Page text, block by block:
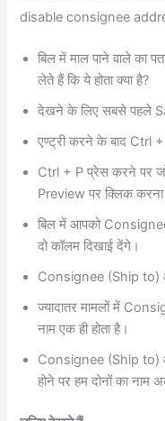
disable consignee
बिल में माल पाने वाले का
लेते हैं कि ये होता क्या है?
देखने के लिए सबसे पहले
एण्ट्री करने के बाद Ctrl
Ctrl + P प्रेस करने पर
Preview पर क्लिक करना
बिल में आपको
दो कॉलम दिखाई देंगे।
Consignee (Ship to)
ज्यादातर मामलों में
नाम एक ही होता है।
Consignee (Ship to)
होने पर हम दोनों का